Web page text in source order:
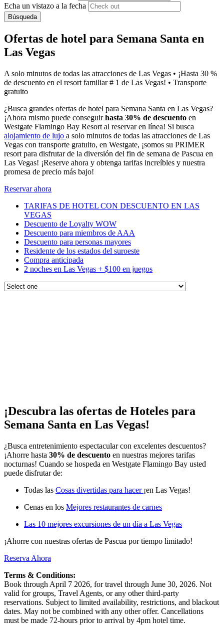
Echa un vistazo a la fecha
Búsqueda
Ofertas de hotel para Semana Santa en
Las Vegas
A solo minutos de todas las atracciones de Las Vegas • ¡Hasta 30 %
de descuento en el resort familiar # 1 de Las Vegas! • Transporte
gratuito
¿Busca grandes ofertas de hotel para Semana Santa en Las Vegas?
¡Ahora mismo puede conseguirhasta 30% de descuento en
Westgate Flamingo Bay Resort al reservar en línea! Si busca
alojamiento de lujo a solo minutos de todas las atracciones de Las
Vegas con transporte gratuito, en Westgate, ¡somos su PRIMER
resort para disfrutar de la diversión del fin de semana de Pascua en
Las Vegas! ¡Reserve ahora y obtenga tarifas increíbles y nuestra
promesa de precio más bajo!
Reservar ahora
TARIFAS DE HOTEL CON DESCUENTO EN LAS
VEGAS
Descuento de Loyalty WOW
Descuento para miembros de AAA
Descuento para personas mayores
Residente de los estados del suroeste
Compra anticipada
2 noches en Las Vegas + $100 en juegos
¡Descubra las ofertas de Hoteles para
Semana Santa en Las Vegas!
¿Busca entretenimiento espectacular con excelentes descuentos?
¡Ahorre hasta 30% de descuento en nuestras mejores tarifas
nocturnas! Cuando se hospeda en Westgate Flamingo Bay usted
puede disfrutar de:
Todas las Cosas divertidas para hacer ¡en Las Vegas!
Cenas en los Mejores restaurantes de carnes
Las 10 mejores excursiones de un día a Las Vegas
¡Ahorre con nuestras ofertas de Pascua por tiempo limitado!
Reserva Ahora
Terms & Conditions:
Book through April 7 2026, for travel through June 30, 2026. Not
valid for groups, Travel Agents, or any other third-party
reservations. Subject to limited availability, restrictions, and blackout
dates. May not be combined with any other offer. Cancellations
must be made 72-hours prior to arrival by 4pm hotel time.